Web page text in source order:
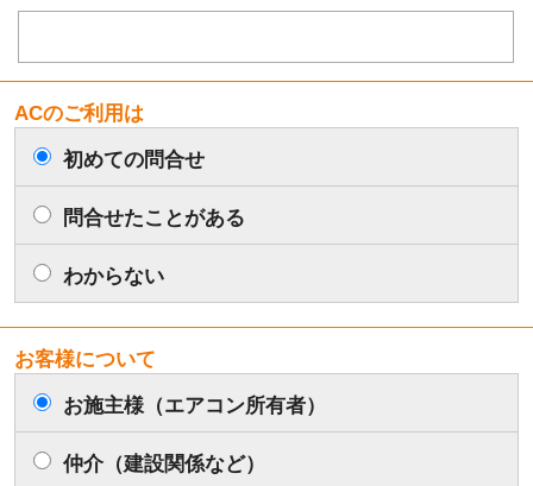
ACのご利用は
初めての問合せ
問合せたことがある
わからない
お客様について
お施主様（エアコン所有者）
仲介（建設関係など）